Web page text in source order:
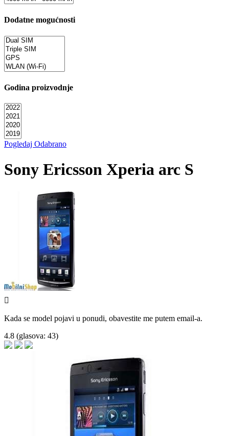
Dodatne mogućnosti
Godina proizvodnje
Pogledaj Odabrano
Sony Ericsson Xperia arc S

Kada se model pojavi u ponudi, obavestite me putem email-a.
4.8 (glasova: 43)